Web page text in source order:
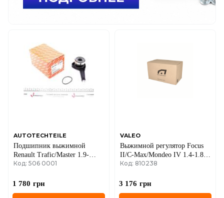
AUTOTECHTEILE
Подшипник выжимной
Renault Trafic/Master 1.9-
2.5dCi (3 болта) 01-
Код: 506 0001
1 780 грн
VALEO
Выжимной регулятор Focus
II/C-Max/Mondeo IV 1.4-1.8 i
03-
Код: 810238
3 176 грн